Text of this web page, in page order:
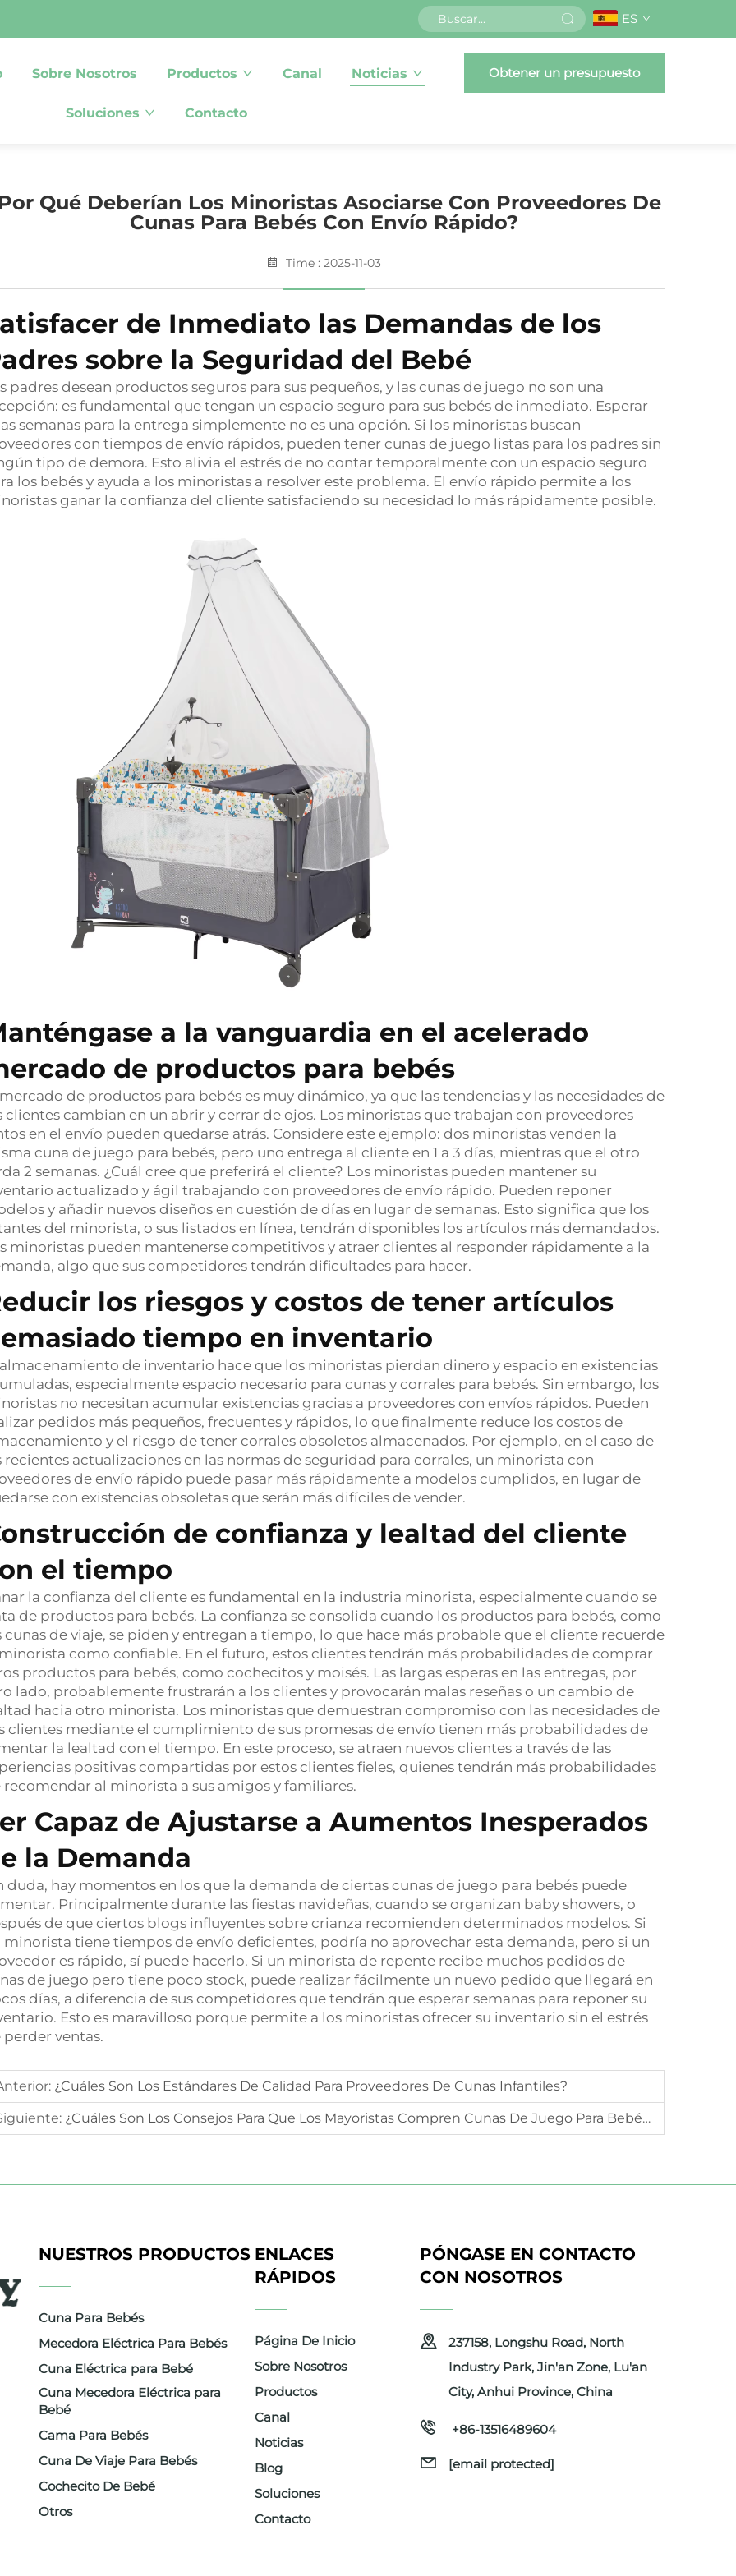
ES
Sobre Nosotros Productos Canal Noticias
Soluciones Contacto
Obtener un presupuesto
Qué Deberían Los Minoristas Asociarse Con Proveedores De
Cunas Para Bebés Con Envío Rápido?
Time : 2025-11-03
de Inmediato las Demandas de los
sobre la Seguridad del Bebé
padres desean productos seguros para sus pequeños, y las cunas de juego no son una
es fundamental que tengan un espacio seguro para sus bebés de inmediato. Esperar
semanas para la entrega simplemente no es una opción. Si los minoristas buscan
con tiempos de envío rápidos, pueden tener cunas de juego listas para los padres sin
tipo de demora. Esto alivia el estrés de no contar temporalmente con un espacio seguro
los bebés y ayuda a los minoristas a resolver este problema. El envío rápido permite a los
ganar la confianza del cliente satisfaciendo su necesidad lo más rápidamente posible.
a la vanguardia en el acelerado
de productos para bebés
de productos para bebés es muy dinámico, ya que las tendencias y las necesidades de
clientes cambian en un abrir y cerrar de ojos. Los minoristas que trabajan con proveedores
en el envío pueden quedarse atrás. Considere este ejemplo: dos minoristas venden la
cuna de juego para bebés, pero uno entrega al cliente en 1 a 3 días, mientras que el otro
2 semanas. ¿Cuál cree que preferirá el cliente? Los minoristas pueden mantener su
actualizado y ágil trabajando con proveedores de envío rápido. Pueden reponer
y añadir nuevos diseños en cuestión de días en lugar de semanas. Esto significa que los
del minorista, o sus listados en línea, tendrán disponibles los artículos más demandados.
minoristas pueden mantenerse competitivos y atraer clientes al responder rápidamente a la
algo que sus competidores tendrán dificultades para hacer.
los riesgos y costos de tener artículos
tiempo en inventario
de inventario hace que los minoristas pierdan dinero y espacio en existencias
especialmente espacio necesario para cunas y corrales para bebés. Sin embargo, los
no necesitan acumular existencias gracias a proveedores con envíos rápidos. Pueden
pedidos más pequeños, frecuentes y rápidos, lo que finalmente reduce los costos de
y el riesgo de tener corrales obsoletos almacenados. Por ejemplo, en el caso de
recientes actualizaciones en las normas de seguridad para corrales, un minorista con
de envío rápido puede pasar más rápidamente a modelos cumplidos, en lugar de
con existencias obsoletas que serán más difíciles de vender.
de confianza y lealtad del cliente
el tiempo
la confianza del cliente es fundamental en la industria minorista, especialmente cuando se
de productos para bebés. La confianza se consolida cuando los productos para bebés, como
cunas de viaje, se piden y entregan a tiempo, lo que hace más probable que el cliente recuerde
como confiable. En el futuro, estos clientes tendrán más probabilidades de comprar
productos para bebés, como cochecitos y moisés. Las largas esperas en las entregas, por
lado, probablemente frustrarán a los clientes y provocarán malas reseñas o un cambio de
hacia otro minorista. Los minoristas que demuestran compromiso con las necesidades de
clientes mediante el cumplimiento de sus promesas de envío tienen más probabilidades de
la lealtad con el tiempo. En este proceso, se atraen nuevos clientes a través de las
positivas compartidas por estos clientes fieles, quienes tendrán más probabilidades
recomendar al minorista a sus amigos y familiares.
Capaz de Ajustarse a Aumentos Inesperados
la Demanda
duda, hay momentos en los que la demanda de ciertas cunas de juego para bebés puede
Principalmente durante las fiestas navideñas, cuando se organizan baby showers, o
de que ciertos blogs influyentes sobre crianza recomienden determinados modelos. Si
minorista tiene tiempos de envío deficientes, podría no aprovechar esta demanda, pero si un
es rápido, sí puede hacerlo. Si un minorista de repente recibe muchos pedidos de
de juego pero tiene poco stock, puede realizar fácilmente un nuevo pedido que llegará en
días, a diferencia de sus competidores que tendrán que esperar semanas para reponer su
Esto es maravilloso porque permite a los minoristas ofrecer su inventario sin el estrés
perder ventas.
¿Cuáles Son Los Estándares De Calidad Para Proveedores De Cunas Infantiles?
¿Cuáles Son Los Consejos Para Que Los Mayoristas Compren Cunas De Juego Para Bebés Al Por Mayor?
NUESTROS PRODUCTOS
Cuna Para Bebés
Mecedora Eléctrica Para Bebés
Cuna Eléctrica para Bebé
Cuna Mecedora Eléctrica para
Bebé
Cama Para Bebés
Cuna De Viaje Para Bebés
Cochecito De Bebé
Otros
ENLACES
RÁPIDOS
Página De Inicio
Sobre Nosotros
Productos
Canal
Noticias
Blog
Soluciones
Contacto
PÓNGASE EN CONTACTO
CON NOSOTROS
237158, Longshu Road, North
Industry Park, Jin'an Zone, Lu'an
City, Anhui Province, China
+86-13516489604
[email protected]